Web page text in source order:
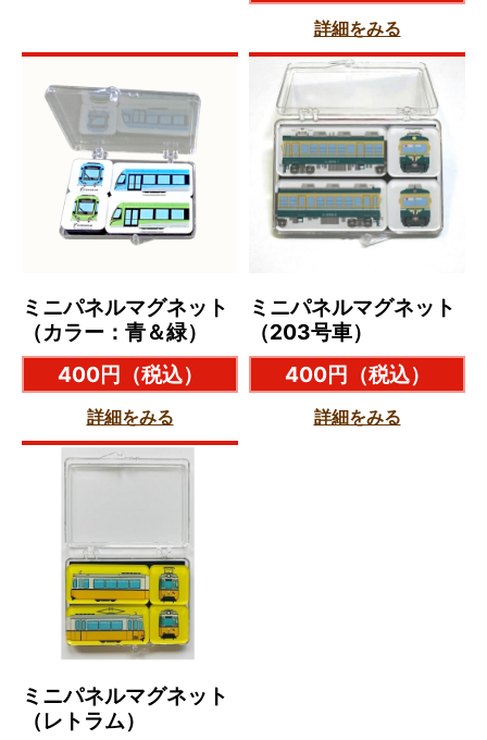
詳細をみる
ミニパネルマグネット
（カラー：青＆緑）
400円 （税込）
詳細をみる
ミニパネルマグネット
（203号車）
400円 （税込）
詳細をみる
ミニパネルマグネット
（レトラム）